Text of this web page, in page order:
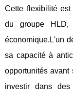
Cette flexibilité
du groupe HLD,
économique.L'un
sa capacité à
opportunités avant
investir dans